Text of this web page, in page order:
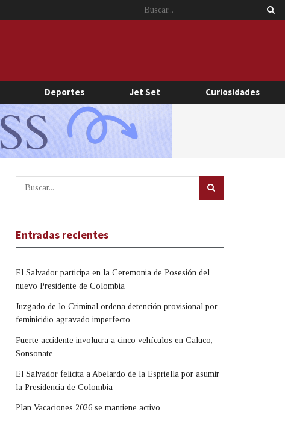
Deportes Jet Set Curiosidades
Entradas recientes
El Salvador participa en la Ceremonia de Posesión del
nuevo Presidente de Colombia
Juzgado de lo Criminal ordena detención provisional por
feminicidio agravado imperfecto
Fuerte accidente involucra a cinco vehículos en Caluco,
Sonsonate
El Salvador felicita a Abelardo de la Espriella por asumir
la Presidencia de Colombia
Plan Vacaciones 2026 se mantiene activo